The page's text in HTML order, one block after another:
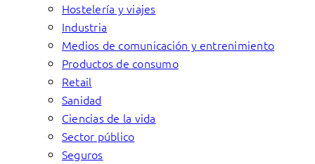
Hostelería y viajes
Industria
Medios de comunicación y entrenimiento
Productos de consumo
Retail
Sanidad
Ciencias de la vida
Sector público
Seguros